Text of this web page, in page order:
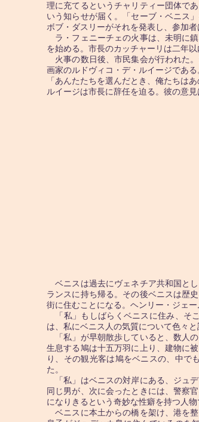
理に充てるというチャリティー団体で
いう知らせが届く。「セーブ・ベニス
ボブ・ダスリーがそれを発表し、参加者
ラ・フェニーチェの火事は、未明に
を始める。市長のカッチャーリは二年
火事の数日後、市民集会が行われた
画家のルドヴィコ・デ・ルイージである
「あんたたちを選んだとき、俺たちは
ルイージは市長に辞任を迫る。彼の意
ベニスは過去にヴェネチア共和国と
ランスに持ち帰る。その後ベニスは歴
街に住むことになる。ヘンリー・ジェ
「私」もしばらくベニスに住み、そ
は、私にベニス人の気質について色々
「私」が早朝散歩していると、数人
生息する鳩は十五万羽に上り、建物に
り、その観光客は鳩をベニスの、中で
た。
「私」はベニスの対岸にある、ジュ
同じ男が、次に会ったときには、警察
になりきるという奇妙な性癖を持つ人
ベニスに本土からの橋を架け、港を